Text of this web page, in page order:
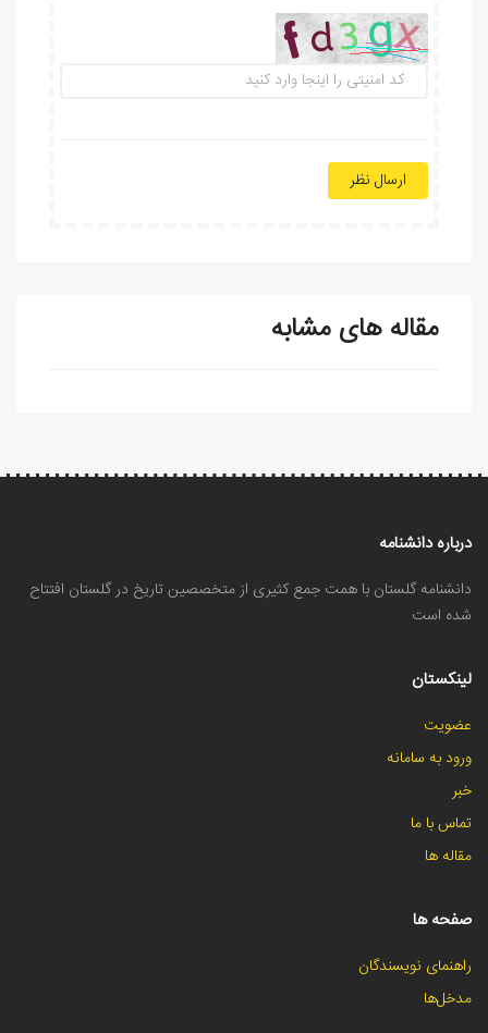
ارسال نظر
مقاله های مشابه
درباره دانشنامه
دانشنامه گلستان با همت جمع کثیری از متخصصین تاریخ در گلستان افتتاح
شده است
لینکستان
عضویت
ورود به سامانه
خبر
تماس با ما
مقاله ها
صفحه ها
راهنمای نویسندگان
مدخل‌ها